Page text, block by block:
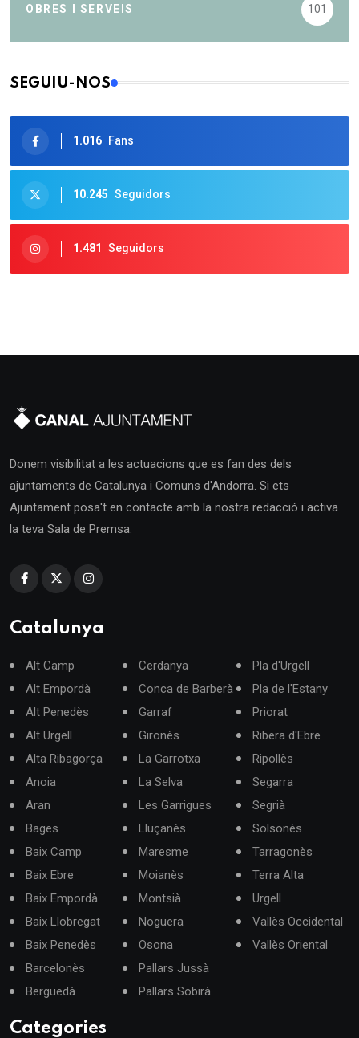
OBRES I SERVEIS 101
SEGUIU-NOS
1.016 Fans
10.245 Seguidors
1.481 Seguidors
Donem visibilitat a les actuacions que es fan des dels
ajuntaments de Catalunya i Comuns d'Andorra. Si ets
Ajuntament posa't en contacte amb la nostra redacció i activa
la teva Sala de Premsa.
Catalunya
Alt Camp
Alt Empordà
Alt Penedès
Alt Urgell
Alta Ribagorça
Anoia
Aran
Bages
Baix Camp
Baix Ebre
Baix Empordà
Baix Llobregat
Baix Penedès
Barcelonès
Berguedà
Cerdanya
Conca de Barberà
Garraf
Gironès
La Garrotxa
La Selva
Les Garrigues
Lluçanès
Maresme
Moianès
Montsià
Noguera
Osona
Pallars Jussà
Pallars Sobirà
Pla d'Urgell
Pla de l'Estany
Priorat
Ribera d'Ebre
Ripollès
Segarra
Segrià
Solsonès
Tarragonès
Terra Alta
Urgell
Vallès Occidental
Vallès Oriental
Categories